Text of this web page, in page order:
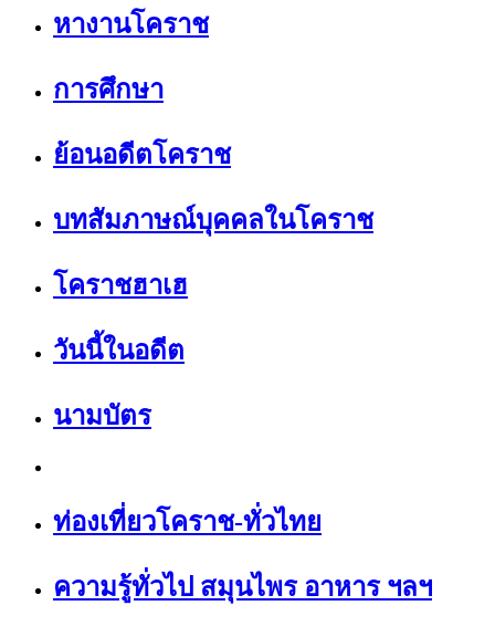
หางานโคราช
การศึกษา
ย้อนอดีตโคราช
บทสัมภาษณ์บุคคลในโคราช
โคราชฮาเฮ
วันนี้ในอดีต
นามบัตร
ท่องเที่ยวโคราช-ทั่วไทย
ความรู้ทั่วไป สมุนไพร อาหาร ฯลฯ